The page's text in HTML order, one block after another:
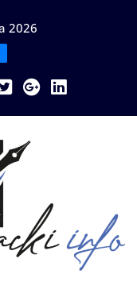
2026